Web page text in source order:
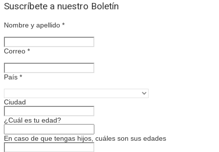
Suscríbete a nuestro Boletín
Nombre y apellido *
Correo *
País *
Ciudad
¿Cuál es tu edad?
En caso de que tengas hijos, cuáles son sus edades